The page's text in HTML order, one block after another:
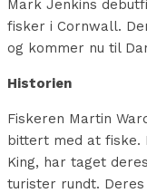
Mark Jenkins
fisker i Cornwall.
og kommer nu til
Historien
Fiskeren Martin
bittert med at fiske.
King, har taget
turister rundt.